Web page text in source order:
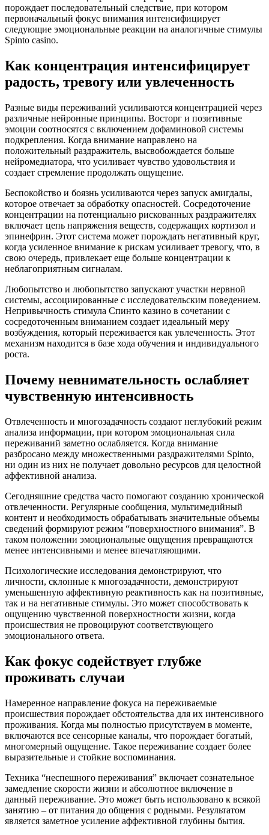
порождает последовательный следствие, при котором
первоначальный фокус внимания интенсифицирует
следующие эмоциональные реакции на аналогичные стимулы
Spinto casino.
Как концентрация интенсифицирует
радость, тревогу или увлеченность
Разные виды переживаний усиливаются концентрацией через
различные нейронные принципы. Восторг и позитивные
эмоции соотносятся с включением дофаминовой системы
подкрепления. Когда внимание направлено на
положительный раздражитель, высвобождается больше
нейромедиатора, что усиливает чувство удовольствия и
создает стремление продолжать ощущение.
Беспокойство и боязнь усиливаются через запуск амигдалы,
которое отвечает за обработку опасностей. Сосредоточение
концентрации на потенциально рискованных раздражителях
включает цепь напряжения веществ, содержащих кортизол и
эпинефрин. Этот система может порождать негативный круг,
когда усиленное внимание к рискам усиливает тревогу, что, в
свою очередь, привлекает еще больше концентрации к
неблагоприятным сигналам.
Любопытство и любопытство запускают участки нервной
системы, ассоциированные с исследовательским поведением.
Непривычность стимула Спинто казино в сочетании с
сосредоточенным вниманием создает идеальный меру
возбуждения, который переживается как увлеченность. Этот
механизм находится в базе хода обучения и индивидуального
роста.
Почему невнимательность ослабляет
чувственную интенсивность
Отвлеченность и многозадачность создают неглубокий режим
анализа информации, при котором эмоциональная сила
переживаний заметно ослабляется. Когда внимание
разбросано между множественными раздражителями Spinto,
ни один из них не получает довольно ресурсов для целостной
аффективной анализа.
Сегодняшние средства часто помогают созданию хронической
отвлеченности. Регулярные сообщения, мультимедийный
контент и необходимость обрабатывать значительные объемы
сведений формируют режим “поверхностного внимания”. В
таком положении эмоциональные ощущения превращаются
менее интенсивными и менее впечатляющими.
Психологические исследования демонстрируют, что
личности, склонные к многозадачности, демонстрируют
уменьшенную аффективную реактивность как на позитивные,
так и на негативные стимулы. Это может способствовать к
ощущению чувственной поверхностности жизни, когда
происшествия не провоцируют соответствующего
эмоционального ответа.
Как фокус содействует глубже
проживать случаи
Намеренное направление фокуса на переживаемые
происшествия порождает обстоятельства для их интенсивного
проживания. Когда мы полностью присутствуем в моменте,
включаются все сенсорные каналы, что порождает богатый,
многомерный ощущение. Такое переживание создает более
выразительные и стойкие воспоминания.
Техника “неспешного переживания” включает сознательное
замедление скорости жизни и абсолютное включение в
данный переживание. Это может быть использовано к всякой
занятию – от питания до общения с родными. Результатом
является заметное усиление аффективной глубины бытия.